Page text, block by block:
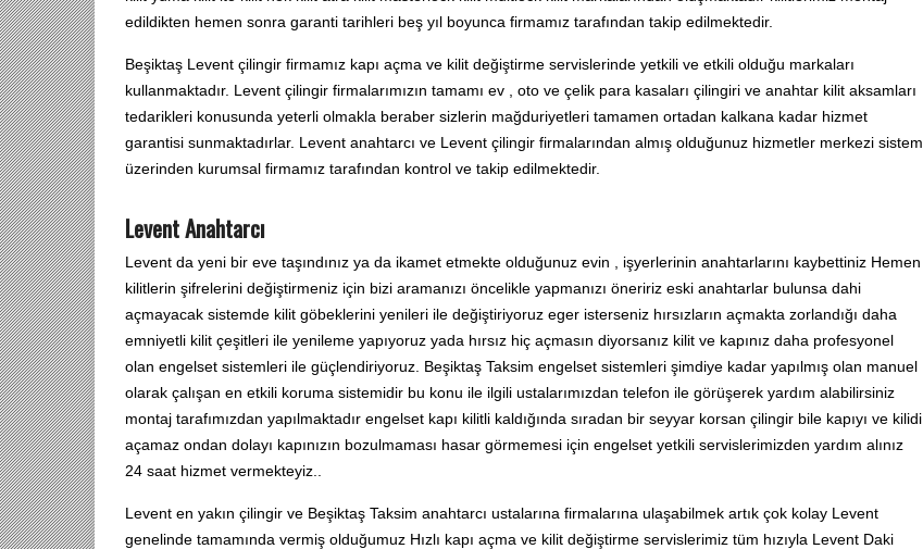
edildikten hemen sonra garanti tarihleri beş yıl boyunca firmamız tarafından takip edilmektedir.
Beşiktaş Levent çilingir firmamız kapı açma ve kilit değiştirme servislerinde yetkili ve etkili olduğu markaları
kullanmaktadır. Levent çilingir firmalarımızın tamamı ev , oto ve çelik para kasaları çilingiri ve anahtar kilit aksamları
tedarikleri konusunda yeterli olmakla beraber sizlerin mağduriyetleri tamamen ortadan kalkana kadar hizmet
garantisi sunmaktadırlar. Levent anahtarcı ve Levent çilingir firmalarından almış olduğunuz hizmetler merkezi sistem
üzerinden kurumsal firmamız tarafından kontrol ve takip edilmektedir.
Levent Anahtarcı
Levent da yeni bir eve taşındınız ya da ikamet etmekte olduğunuz evin , işyerlerinin anahtarlarını kaybettiniz Hemen
kilitlerin şifrelerini değiştirmeniz için bizi aramanızı öncelikle yapmanızı öneririz eski anahtarlar bulunsa dahi
açmayacak sistemde kilit göbeklerini yenileri ile değiştiriyoruz eger isterseniz hırsızların açmakta zorlandığı daha
emniyetli kilit çeşitleri ile yenileme yapıyoruz yada hırsız hiç açmasın diyorsanız kilit ve kapınız daha profesyonel
olan engelset sistemleri ile güçlendiriyoruz. Beşiktaş Taksim engelset sistemleri şimdiye kadar yapılmış olan manuel
olarak çalışan en etkili koruma sistemidir bu konu ile ilgili ustalarımızdan telefon ile görüşerek yardım alabilirsiniz
montaj tarafımızdan yapılmaktadır engelset kapı kilitli kaldığında sıradan bir seyyar korsan çilingir bile kapıyı ve kilidi
açamaz ondan dolayı kapınızın bozulmaması hasar görmemesi için engelset yetkili servislerimizden yardım alınız
24 saat hizmet vermekteyiz..
Levent en yakın çilingir ve Beşiktaş Taksim anahtarcı ustalarına firmalarına ulaşabilmek artık çok kolay Levent
genelinde tamamında vermiş olduğumuz Hızlı kapı açma ve kilit değiştirme servislerimiz tüm hızıyla Levent Daki